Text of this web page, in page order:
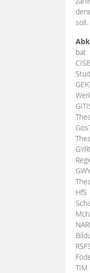
soll.
bat
HfS